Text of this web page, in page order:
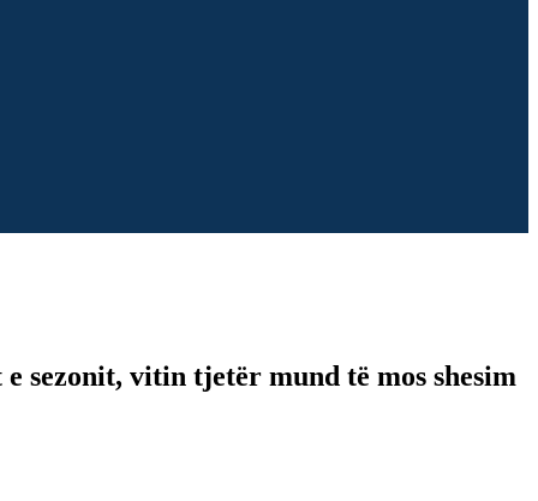
sezonit, vitin tjetër mund të mos shesim